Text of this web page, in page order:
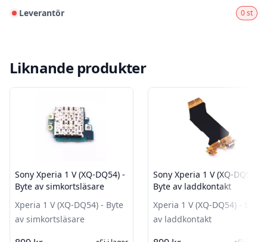
Leverantör 0 st
Liknande produkter
Sony Xperia 1 V (XQ-DQ54) -
Byte av simkortsläsare
Xperia 1 V (XQ-DQ54) - Byte
av simkortsläsare
Sony Xperia 1 V (XQ-DQ54) -
Byte av laddkontakt
Xperia 1 V (XQ-DQ54) - Byte
av laddkontakt